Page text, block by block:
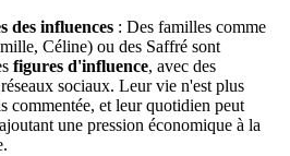
des influences : Des familles comme
Céline) ou des Saffré sont
figures d'influence, avec des
sociaux. Leur vie n'est plus
commentée, et leur quotidien peut
une pression économique à la